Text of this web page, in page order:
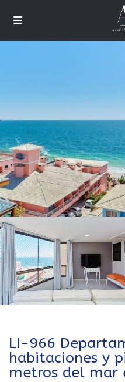
LI-966
habitaciones y
metros del mar